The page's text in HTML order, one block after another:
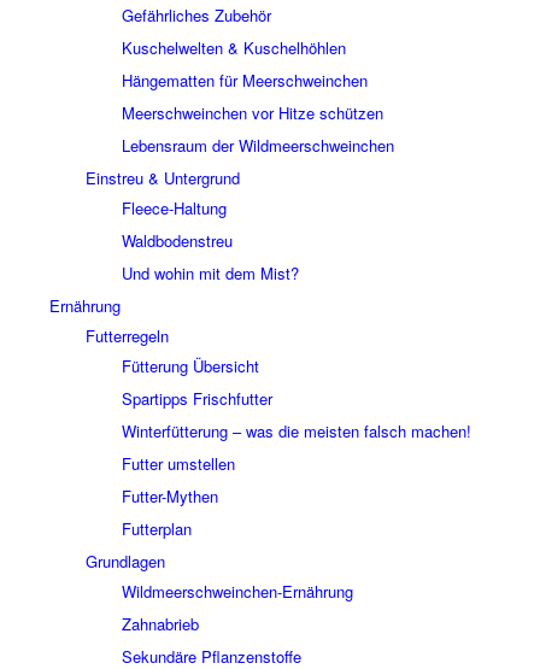
Gefährliches Zubehör
Kuschelwelten & Kuschelhöhlen
Hängematten für Meerschweinchen
Meerschweinchen vor Hitze schützen
Lebensraum der Wildmeerschweinchen
Einstreu & Untergrund
Fleece-Haltung
Waldbodenstreu
Und wohin mit dem Mist?
Ernährung
Futterregeln
Fütterung Übersicht
Spartipps Frischfutter
Winterfütterung – was die meisten falsch machen!
Futter umstellen
Futter-Mythen
Futterplan
Grundlagen
Wildmeerschweinchen-Ernährung
Zahnabrieb
Sekundäre Pflanzenstoffe